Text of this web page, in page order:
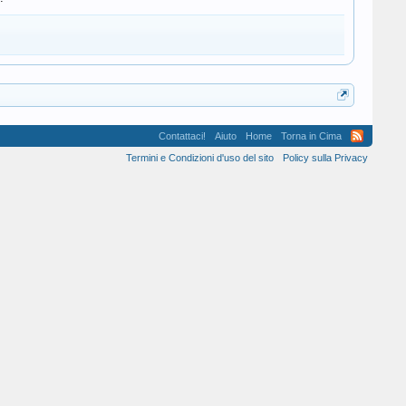
Contattaci! Aiuto Home
Torna in Cima
Termini e Condizioni d'uso del sito
Policy sulla Privacy